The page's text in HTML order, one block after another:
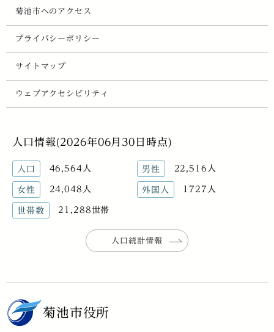
菊池市へのアクセス
プライバシーポリシー
サイトマップ
ウェブアクセシビリティ
人口情報(2026年06月30日時点)
人口 46,564人 男性 22,516人
女性 24,048人 外国人 1727人
世帯数 21,288世帯
人口統計情報
菊池市役所